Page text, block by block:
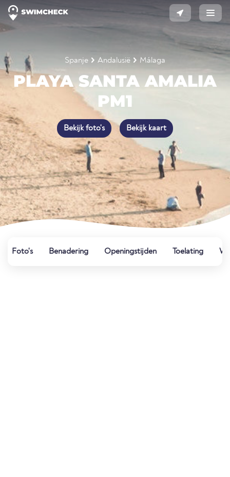
Spanje Andalusië Málaga
PLAYA SANTA AMALIA
PM1
Bekijk foto's Bekijk kaart
Foto's Benadering Openingstijden Toelating